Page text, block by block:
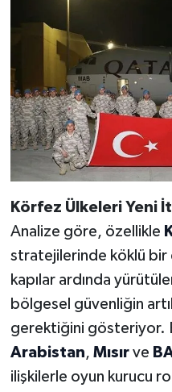
Körfez Ülkeleri Yeni
Analize göre, özellikle
stratejilerinde köklü bir
kapılar ardında
bölgesel güvenliğin
gerektiğini gösteriyor.
Arabistan, Mısırve
ilişkilerle oyun kurucu